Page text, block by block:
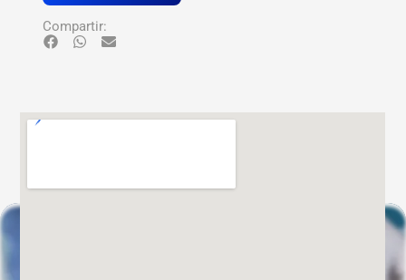
Compartir: